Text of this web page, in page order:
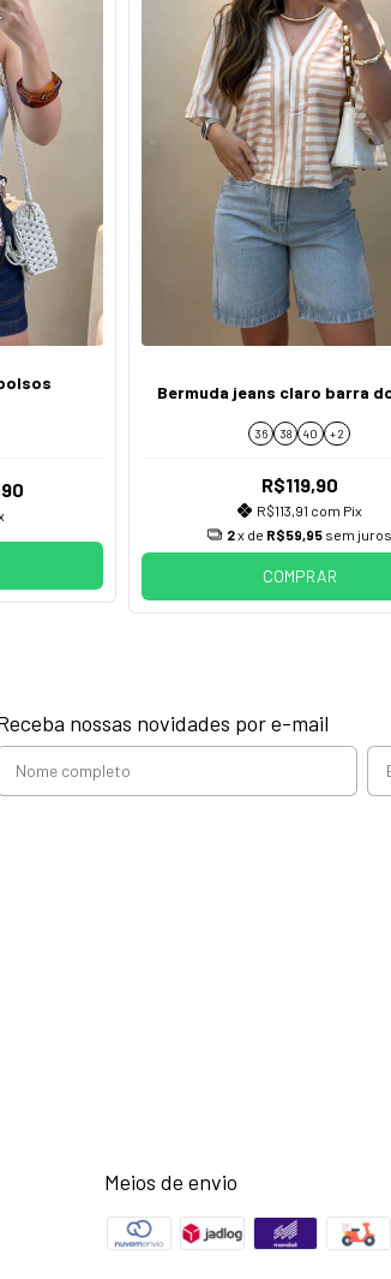
Bermuda jeans claro barra
36 38 40 + 2
R$119,90
R$113,91 com Pix
2x de R$59,95 sem juros
COMPRAR
nossas novidades por e-mail
Meios de envio